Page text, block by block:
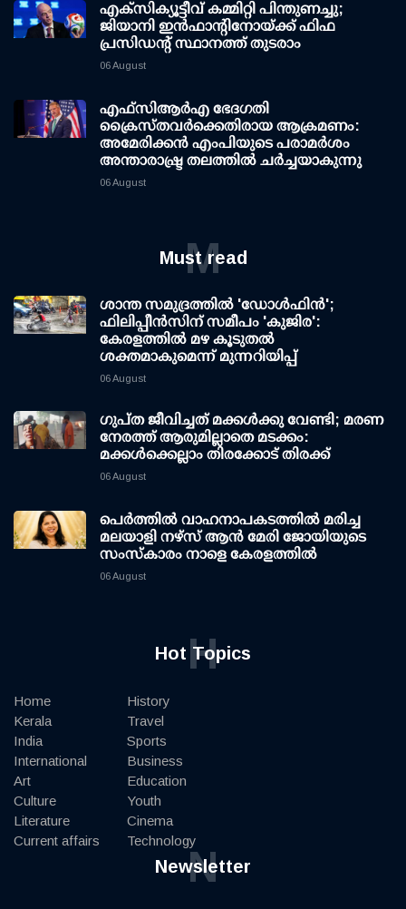
എക്സിക്യൂട്ടീവ് കമ്മിറ്റി പിന്തുണച്ചു;
ജിയാനി ഇന്‍ഫാന്റിനോയ്ക്ക് ഫിഫ
പ്രസിഡന്റ് സ്ഥാനത്ത് തുടരാം
06 August
എഫ്‌സി‌ആര്‍‌എ ഭേദഗതി
ക്രൈസ്തവർക്കെതിരായ ആക്രമണം:
അമേരിക്കൻ എംപിയുടെ പരാമർശം
അന്താരാഷ്ട്ര തലത്തിൽ ചർച്ചയാകുന്നു
06 August
Must read
M
ശാന്ത സമുദ്രത്തില്‍ 'ഡോള്‍ഫിന്‍';
ഫിലിപ്പീന്‍സിന് സമീപം 'കുജിര':
കേരളത്തില്‍ മഴ കൂടുതല്‍
ശക്തമാകുമെന്ന് മുന്നറിയിപ്പ്
06 August
ഗുപ്ത ജീവിച്ചത് മക്കള്‍ക്കു വേണ്ടി; മരണ
നേരത്ത് ആരുമില്ലാതെ മടക്കം:
മക്കള്‍ക്കെല്ലാം തിരക്കോട് തിരക്ക്
06 August
പെർത്തിൽ വാഹനാപകടത്തിൽ മരിച്ച
മലയാളി നഴ്സ് ആൻ മേരി ജോയിയുടെ
സംസ്കാരം നാളെ കേരളത്തിൽ
06 August
Hot Topics
H
Home
Kerala
India
International
Art
Culture
Literature
Current affairs
History
Travel
Sports
Business
Education
Youth
Cinema
Technology
Newsletter
N